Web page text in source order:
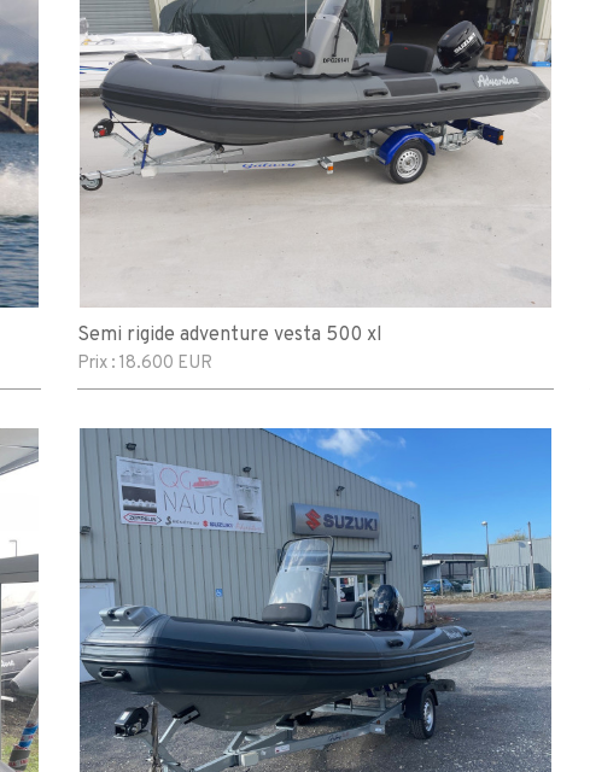
Semi rigide adventure vesta 500 xl
Prix :18.600 EUR